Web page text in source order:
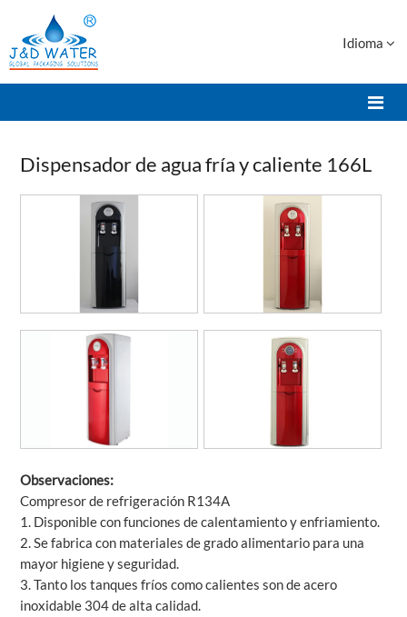
Idioma
Dispensador de agua fría y caliente 166L
Observaciones:
Compresor de refrigeración R134A
1. Disponible con funciones de calentamiento y enfriamiento.
2. Se fabrica con materiales de grado alimentario para una
mayor higiene y seguridad.
3. Tanto los tanques fríos como calientes son de acero
inoxidable 304 de alta calidad.